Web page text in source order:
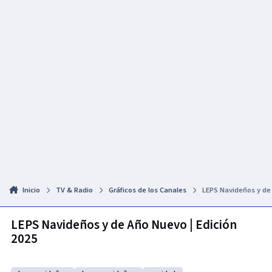
Inicio TV & Radio Gráficos de los Canales LEPS Navideños y
LEPS Navideños y de Año Nuevo | Edición
2025